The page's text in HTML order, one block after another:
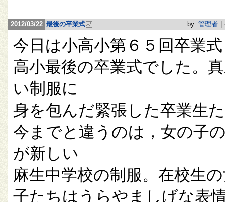
2012/03/22 最後の卒業式 by: 管理者
今日は小高小第６５回卒業
高小最後の卒業式でした。
い制服に
身を包んだ緊張した卒業生
今までと違うのは，女の子
が新しい
麻生中学校の制服。在校生
子たちはうらやましげな表